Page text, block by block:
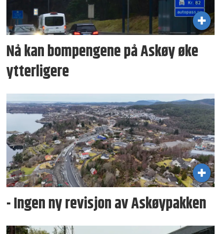
Nå kan bompengene på Askøy øke
ytterligere
- Ingen ny revisjon av Askøypakken